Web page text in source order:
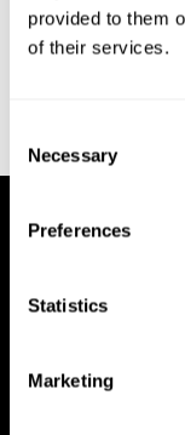
provided to them
of their services.
Selection
Necessary
Preferences
Statistics
Marketing
Raven, J. C. (1936).
performance of
mainly reproductive.
Research; 1938."